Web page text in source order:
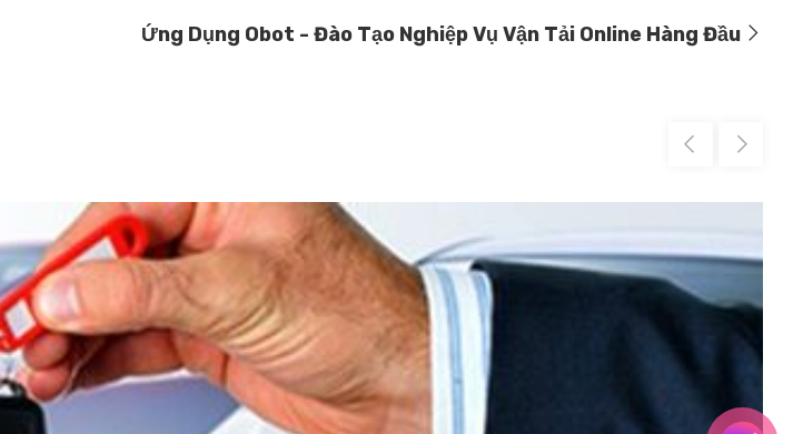
Ứng Dụng Obot - Đào Tạo Nghiệp Vụ Vận Tải Online Hàng Đầu